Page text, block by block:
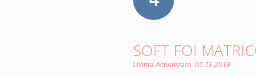
SOFT FOI
Ultima Actualizare: 01.11.2018